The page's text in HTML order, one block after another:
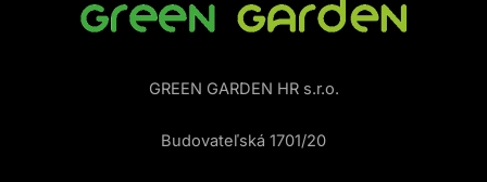
GREEN GARDEN HR s.r.o.
Budovateľská 1701/20